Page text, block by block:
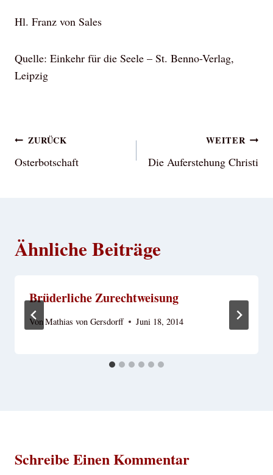
Hl. Franz von Sales
Quelle: Einkehr für die Seele – St. Benno-Verlag,
Leipzig
Beitragsnavigation
ZURÜCK
Osterbotschaft
WEITER
Die Auferstehung Christi
Ähnliche Beiträge
Brüderliche Zurechtweisung
VonMathias von Gersdorff Juni 18, 2014
Schreibe Einen Kommentar